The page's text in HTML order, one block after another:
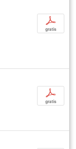
p
gratis
p
gratis